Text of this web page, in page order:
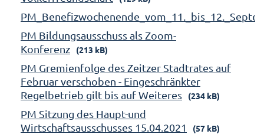
PM Bildungsausschuss als Zoom-
Konferenz
(213 kB)
PM Gremienfolge des Zeitzer Stadtrates auf
Februar verschoben - Eingeschränkter
Regelbetrieb gilt bis auf Weiteres
(234 kB)
PM Sitzung des Haupt-und
Wirtschaftsausschusses 15.04.2021
(57 kB)